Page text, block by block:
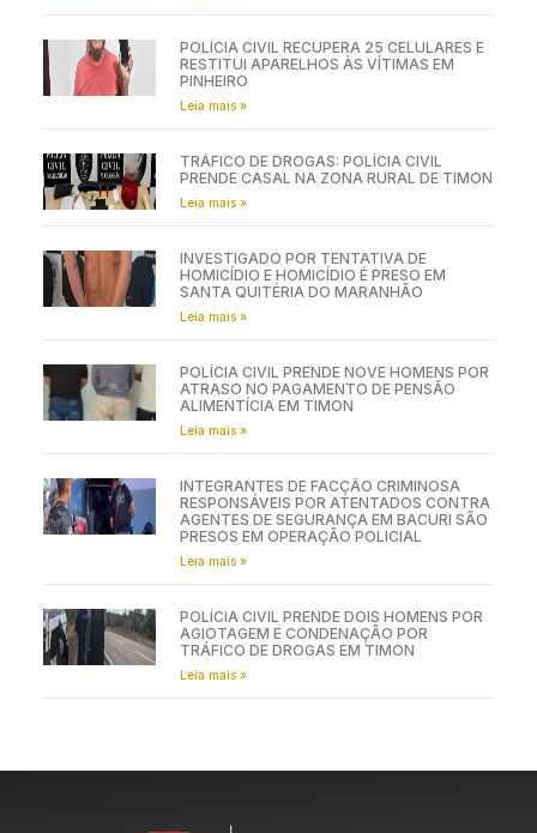
POLÍCIA CIVIL RECUPERA 25 CELULARES E
RESTITUI APARELHOS ÀS VÍTIMAS EM
PINHEIRO
Leia mais »
TRÁFICO DE DROGAS: POLÍCIA CIVIL
PRENDE CASAL NA ZONA RURAL DE TIMON
Leia mais »
INVESTIGADO POR TENTATIVA DE
HOMICÍDIO E HOMICÍDIO É PRESO EM
SANTA QUITÉRIA DO MARANHÃO
Leia mais »
POLÍCIA CIVIL PRENDE NOVE HOMENS POR
ATRASO NO PAGAMENTO DE PENSÃO
ALIMENTÍCIA EM TIMON
Leia mais »
INTEGRANTES DE FACÇÃO CRIMINOSA
RESPONSÁVEIS POR ATENTADOS CONTRA
AGENTES DE SEGURANÇA EM BACURI SÃO
PRESOS EM OPERAÇÃO POLICIAL
Leia mais »
POLÍCIA CIVIL PRENDE DOIS HOMENS POR
AGIOTAGEM E CONDENAÇÃO POR
TRÁFICO DE DROGAS EM TIMON
Leia mais »